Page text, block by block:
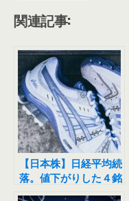
関連記事:
【日本株】日経平均続
落。値下がりした４銘
柄を買ってみました